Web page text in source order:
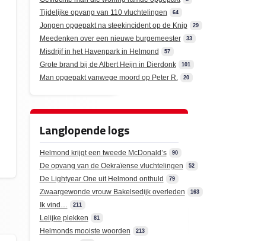
Tijdelijke opvang van 110 vluchtelingen 64
Jongen opgepakt na steekincident op de Knip 29
Meedenken over een nieuwe burgemeester 33
Misdrijf in het Havenpark in Helmond 57
Grote brand bij de Albert Heijn in Dierdonk 101
Man opgepakt vanwege moord op Peter R. 20
Langlopende logs
Helmond krijgt een tweede McDonald’s 90
De opvang van de Oekraïense vluchtelingen 52
De Lightyear One uit Helmond onthuld 79
Zwaargewonde vrouw Bakelsedijk overleden 163
Ik vind… 211
Lelijke plekken 81
Helmonds mooiste woorden 213